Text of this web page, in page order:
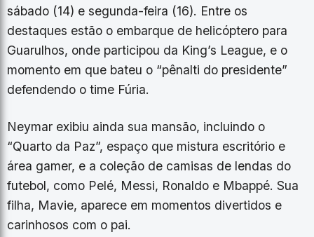
sábado (14) e segunda-feira (16). Entre os
destaques estão o embarque de helicóptero para
Guarulhos, onde participou da King’s League, e o
momento em que bateu o “pênalti do presidente”
defendendo o time Fúria.
Neymar exibiu ainda sua mansão, incluindo o
“Quarto da Paz”, espaço que mistura escritório e
área gamer, e a coleção de camisas de lendas do
futebol, como Pelé, Messi, Ronaldo e Mbappé. Sua
filha, Mavie, aparece em momentos divertidos e
carinhosos com o pai.